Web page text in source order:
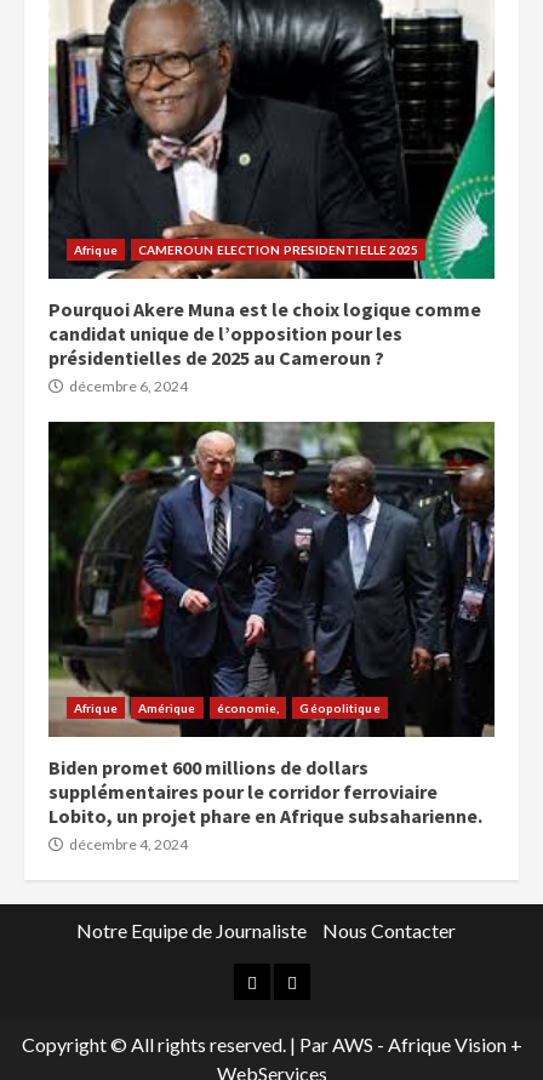
Afrique CAMEROUN ELECTION PRESIDENTIELLE 2025
Pourquoi Akere Muna est le choix logique comme
candidat unique de l’opposition pour les
présidentielles de 2025 au Cameroun ?
décembre 6, 2024
Afrique Amérique économie, Géopolitique
Biden promet 600 millions de dollars
supplémentaires pour le corridor ferroviaire
Lobito, un projet phare en Afrique subsaharienne.
décembre 4, 2024
Notre Equipe de Journaliste Nous Contacter
Copyright © All rights reserved. | Par AWS - Afrique Vision +
WebServices